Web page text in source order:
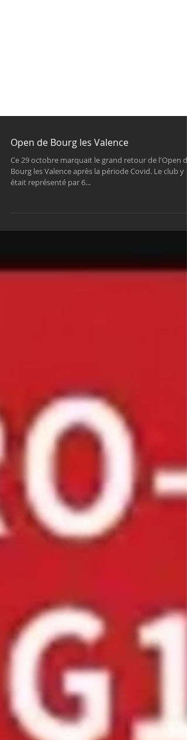
Open de Bourg les Valence
Ce 29 octobre marquait le grand retour de l'Open de
était représenté par 6...